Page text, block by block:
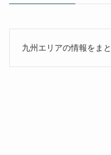
九州エリアの情報をま